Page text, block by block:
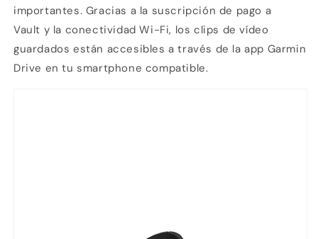
importantes. Gracias a la suscripción de pago a
Vault y la conectividad Wi-Fi, los clips de vídeo
guardados están accesibles a través de la app Garmin
Drive en tu smartphone compatible.